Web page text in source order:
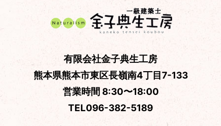
有限会社金子典生工房
熊本県熊本市東区長嶺南4丁目7-133
営業時間 8:30〜18:00
TEL096-382-5189